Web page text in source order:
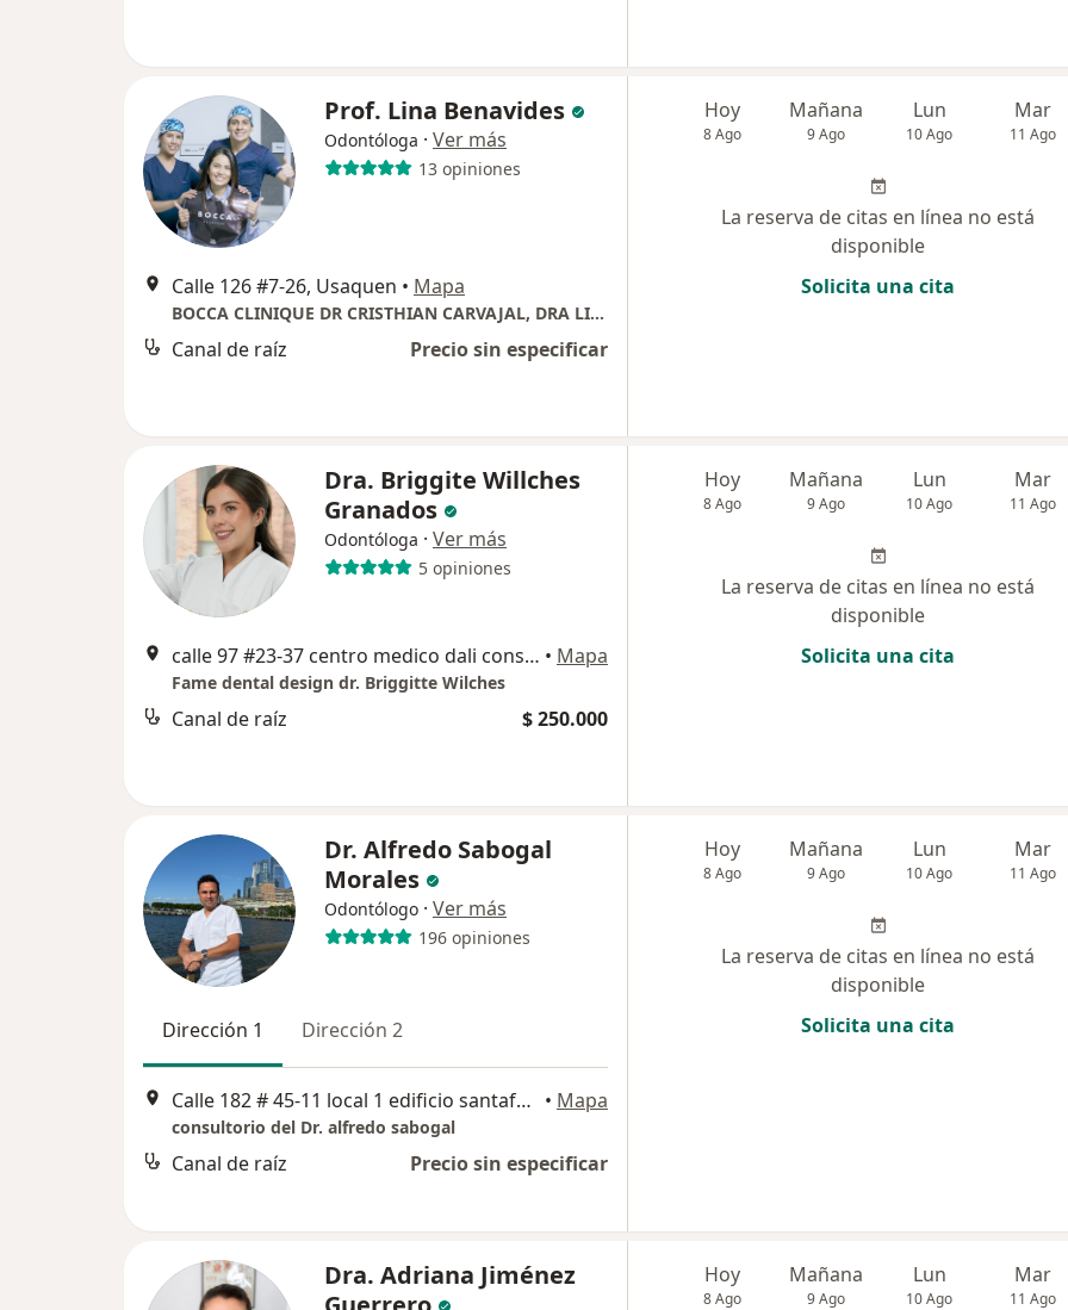
Prof. Lina Benavides
Odontóloga · Ver más
13 opiniones
Calle 126 #7-26, Usaquen • Mapa
BOCCA CLINIQUE DR CRISTHIAN CARVAJAL, DRA LINA BENAVIDES
Canal de raíz Precio sin especificar
Hoy
8 Ago
Mañana
9 Ago
Lun
10 Ago
Mar
11 Ago
La reserva de citas en línea no está
disponible
Solicita una cita
Dra. Briggite Willches
Granados
Odontóloga · Ver más
5 opiniones
calle 97 #23-37 centro medico dali cons: 322, Bogotá • Mapa
Fame dental design dr. Briggitte Wilches
Canal de raíz $ 250.000
Hoy
8 Ago
Mañana
9 Ago
Lun
10 Ago
Mar
11 Ago
La reserva de citas en línea no está
disponible
Solicita una cita
Dr. Alfredo Sabogal
Morales
Odontólogo · Ver más
196 opiniones
Dirección 1 Dirección 2
Calle 182 # 45-11 local 1 edificio santafe pijao, Bogotá • Mapa
consultorio del Dr. alfredo sabogal
Canal de raíz Precio sin especificar
Hoy
8 Ago
Mañana
9 Ago
Lun
10 Ago
Mar
11 Ago
La reserva de citas en línea no está
disponible
Solicita una cita
Dra. Adriana Jiménez
Hoy
8 Ago
Mañana
9 Ago
Lun
10 Ago
Mar
11 Ago